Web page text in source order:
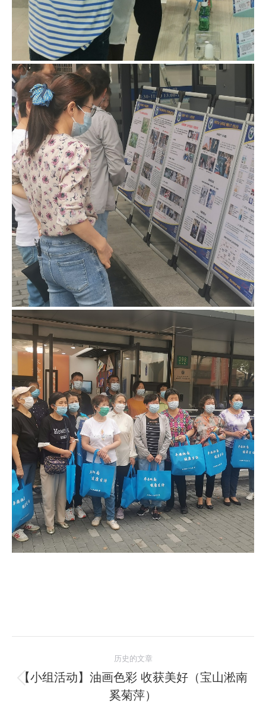
章
历史的文章
历
史
【小组活动】油画色彩 收获美好（宝山淞南
奚菊萍）